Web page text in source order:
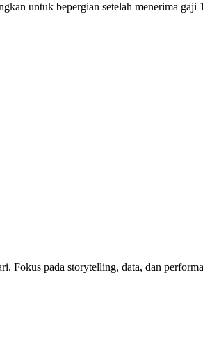
untuk bepergian setelah menerima
Fokus pada storytelling, data, dan